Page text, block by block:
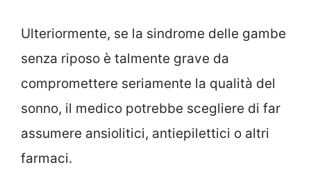
Ulteriormente, se la sindrome delle gambe
senza riposo è talmente grave da
compromettere seriamente la qualità del
sonno, il medico potrebbe scegliere di far
assumere ansiolitici, antiepilettici o altri
farmaci.